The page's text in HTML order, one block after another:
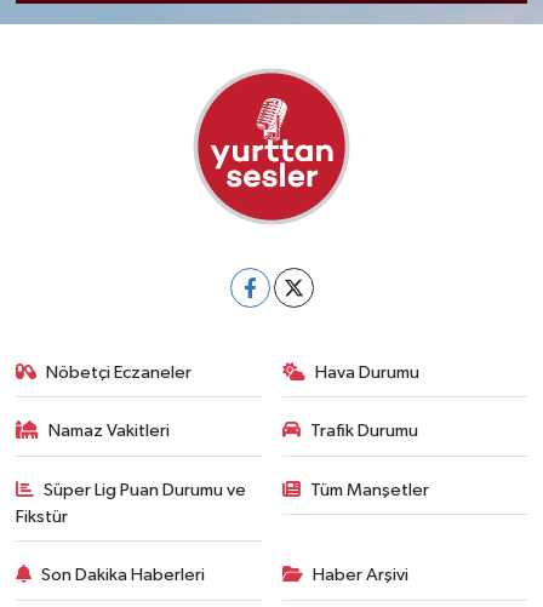
Nöbetçi Eczaneler Hava Durumu
Namaz Vakitleri Trafik Durumu
Süper Lig Puan Durumu ve
Fikstür
Tüm Manşetler
Son Dakika Haberleri Haber Arşivi